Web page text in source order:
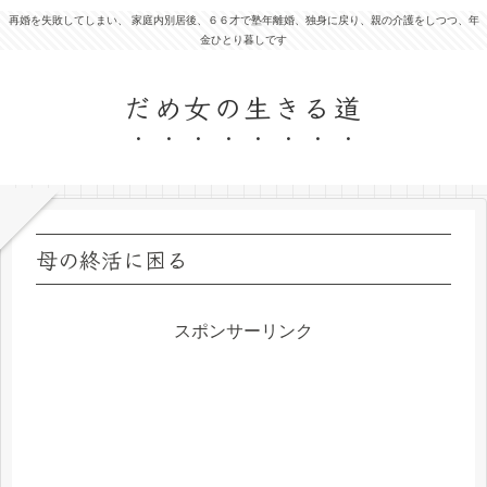
再婚を失敗してしまい、 家庭内別居後、６６才で塾年離婚、独身に戻り、親の介護をしつつ、年
金ひとり暮しです
だめ女の生きる道
母の終活に困る
スポンサーリンク